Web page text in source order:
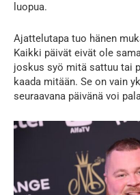
luopua.
Ajattelutapa tuo hänen
Kaikki päivät eivät ole
joskus syö mitä sattuu tai
kaada mitään. Se on vain
seuraavana päivänä voi